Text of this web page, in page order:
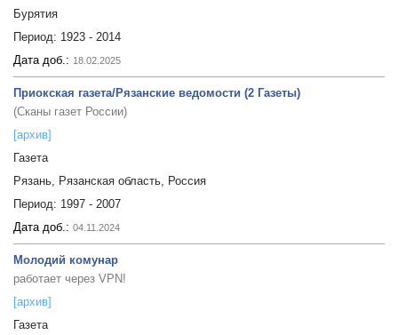
Бурятия
Период: 1923 - 2014
Дата доб.: 18.02.2025
Приокская газета/Рязанские ведомости (2 Газеты)
(Сканы газет России)
[архив]
Газета
Рязань, Рязанская область, Россия
Период: 1997 - 2007
Дата доб.: 04.11.2024
Молодий комунар
работает через VPN!
[архив]
Газета